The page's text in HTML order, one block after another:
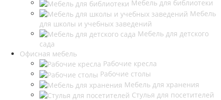
Мебель для библиотеки
Мебель
для школы и учебных заведений
Мебель для детского
сада
Офисная мебель
Рабочие кресла
Рабочие столы
Мебель для хранения
Стулья для посетителей